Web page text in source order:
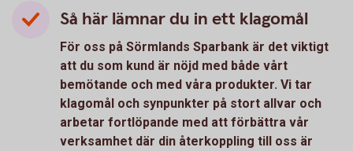
Så här lämnar du in ett klagomål
För oss på Sörmlands Sparbank är det viktigt
att du som kund är nöjd med både vårt
bemötande och med våra produkter. Vi tar
klagomål och synpunkter på stort allvar och
arbetar fortlöpande med att förbättra vår
verksamhet där din återkoppling till oss är